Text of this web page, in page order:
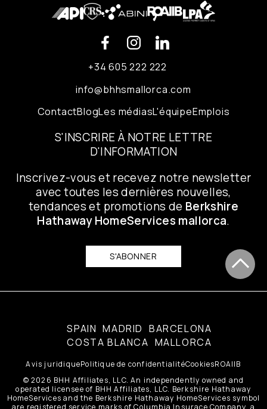
+34 605 222 222
info@bhhsmallorca.com
ContactBlogLes médiasL'équipeEmplois
S'INSCRIRE À NOTRE LETTRE
D'INFORMATION
Inscrivez-vous et recevez notre newsletter
avec toutes les dernières nouvelles,
tendances et promotions de Berkshire
Hathaway HomeServices mallorca.
S'ABONNER
SPAIN MADRID BARCELONA
COSTA BLANCA MALLORCA
Avis juridiquePolitique de confidentialitéCookiesROAIIB
© 2026 BHH Affiliates, LLC. An independently owned and
operated licensee of BHH Affiliates, LLC. Berkshire Hathaway
HomeServices and the Berkshire Hathaway HomeServices symbol
are registered service marks of Columbia Insurace Company, a